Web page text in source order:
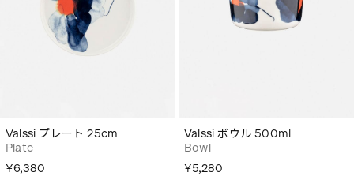
Valssi プレート 25cm
Plate
¥6,380
Valssi ボウル 500ml
Bowl
¥5,280